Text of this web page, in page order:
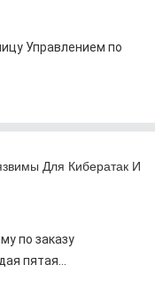
Управлением по
Для Кибератак И
по заказу
пятая...